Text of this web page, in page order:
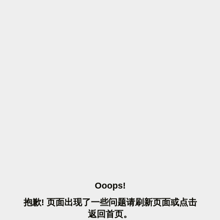
OOOPS!
抱歉! 页面出现了一些问题请刷 新页面或点击
返 回首页。